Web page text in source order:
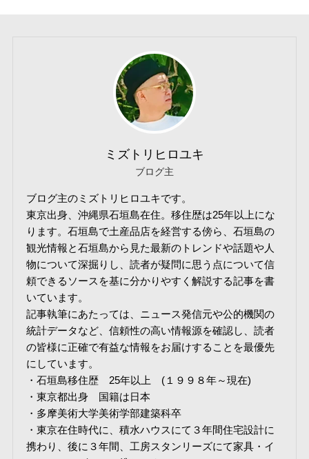
ミズトリヒロユキ
ブログ主
ブログ主のミズトリヒロユキです。
東京出身、沖縄県石垣島在住。移住歴は25年以上にな
ります。石垣島で土産品店を経営する傍ら、石垣島の
観光情報と石垣島から見た最新のトレンドや話題や人
物について深掘りし、読者が疑問に思う点について信
頼できるソースを基に分かりやすく解説する記事を書
いています。
記事執筆にあたっては、ニュース発信元や公的機関の
統計データなど、信頼性の高い情報源を確認し、読者
の皆様に正確で有益な情報をお届けすることを最優先
にしています。
・石垣島移住歴 25年以上 (１９９８年～現在)
・東京都出身 国籍は日本
・多摩美術大学美術学部建築科卒
・東京在住時代に、積水ハウスにて３年間住宅設計に
携わり、後に３年間、工房スタンリーズにて家具・イ